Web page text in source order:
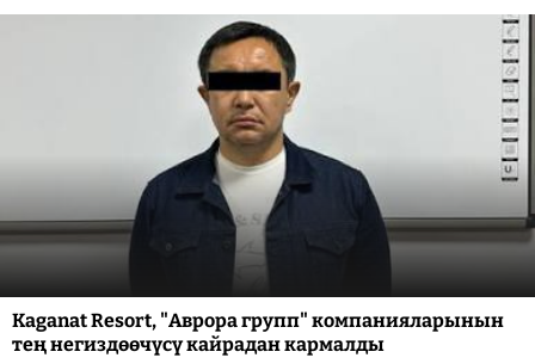
Kaganat Resort, "Аврора групп" компанияларынын
тең негиздөөчүсү кайрадан кармалды